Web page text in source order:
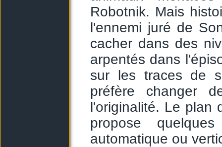
Robotnik. Mais
l'ennemi juré de
cacher dans des
arpentés dans
sur les traces de
préfère changer
l'originalité. Le plan
propose
automatique ou